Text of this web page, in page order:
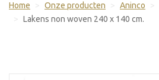
Home Onze producten Aninco
Lakens non woven 240 x 140 cm.